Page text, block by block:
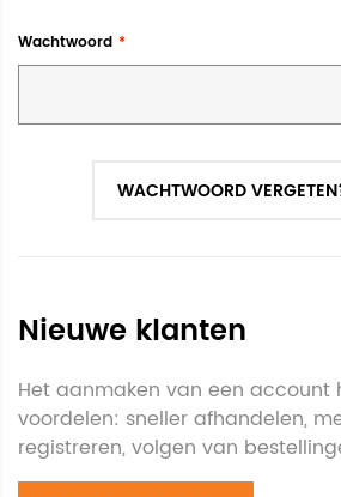
Wachtwoord
WACHTWOORD
Nieuwe klanten
Het aanmaken van een account
voordelen: sneller afhandelen,
registreren, volgen van